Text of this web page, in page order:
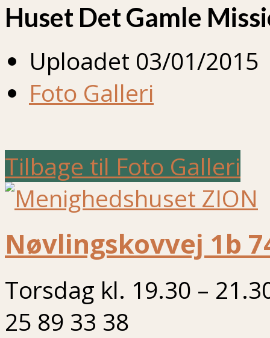
Huset Det Gamle
Uploadet 03/01/2015
Foto Galleri
Tilbage til Foto Galleri
Nøvlingskovvej 1b
Torsdag kl. 19.30 –
25 89 33 38